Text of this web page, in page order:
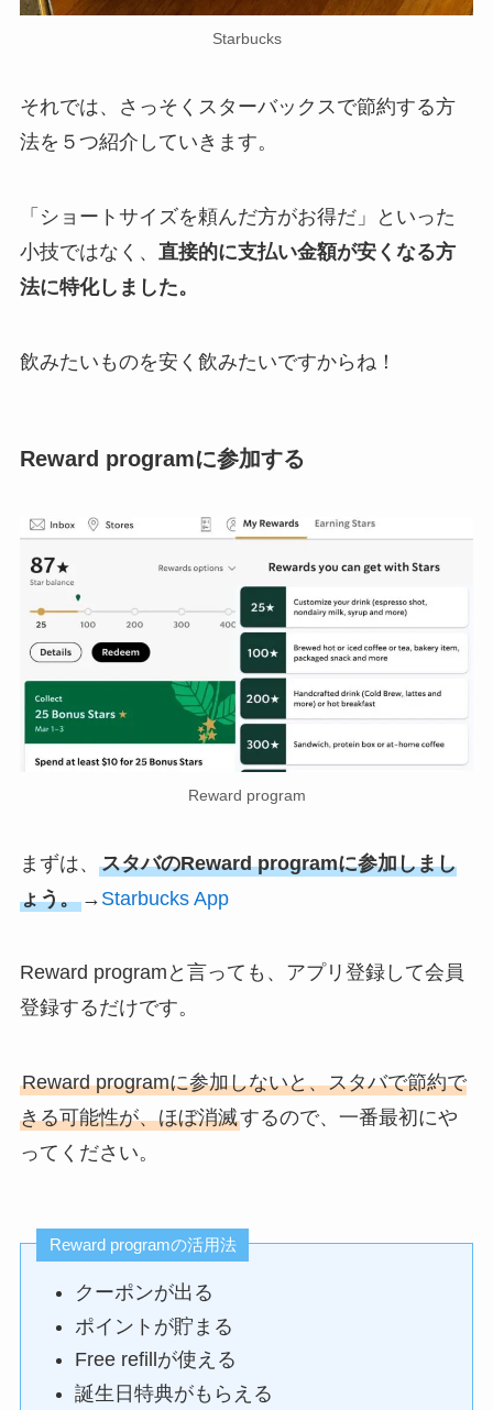
Starbucks
それでは、さっそくスターバックスで節約する方
法を５つ紹介していきます。
「ショートサイズを頼んだ方がお得だ」といった
小技ではなく、 直接的に支払い金額が安くなる方
法に特化しました。
飲みたいものを安く飲みたいですからね！
Reward programに参加する
Reward program
まずは、 スタバのReward programに参加しまし
ょう。→ Starbucks App
Reward programと言っても、アプリ登録して会員
登録するだけです。
Reward programに参加しないと、スタバで節約で
きる可能性が、ほぼ消滅するので、一番最初にや
ってください。
Reward programの活用法
クーポンが出る
ポイントが貯まる
Free refillが使える
誕生日特典がもらえる